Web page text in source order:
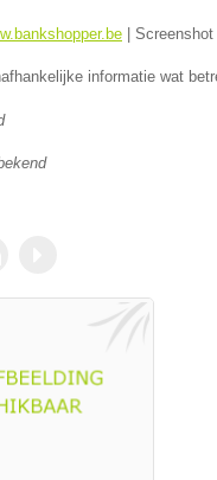
Screenshot
informatie wat